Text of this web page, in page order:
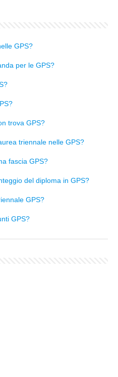
GPS?
per le GPS?
trova GPS?
triennale nelle GPS?
fascia GPS?
del diploma in GPS?
GPS?
GPS?